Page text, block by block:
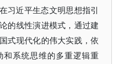
习近平生态文明思想指引
的线性演进模式，通过建
式现代化的伟大实践，依
系统思维的多重逻辑重